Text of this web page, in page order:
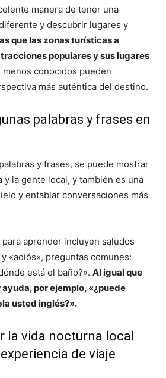
manera de tener una
y descubrir lugares y
que las zonas turísticas a
populares y sus lugares
menos conocidos pueden
más auténtica del destino.
palabras y frases en
y frases, se puede mostrar
la gente local, y también es una
y entablar conversaciones más
aprender incluyen saludos
«adiós», preguntas comunes:
está el baño?». Al igual que
por ejemplo, «¿puede
usted inglés?».
la vida nocturna local
de viaje